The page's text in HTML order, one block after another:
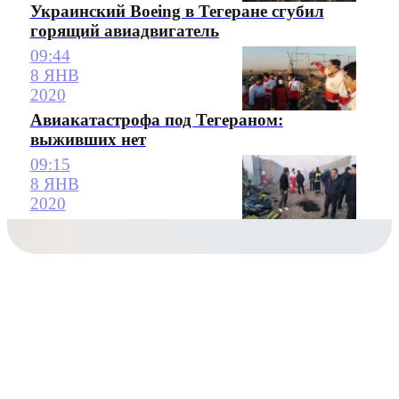
Украинский Boeing в Тегеране сгубил
горящий авиадвигатель
09:44
8 ЯНВ
2020
Авиакатастрофа под Тегераном:
выживших нет
09:15
8 ЯНВ
2020